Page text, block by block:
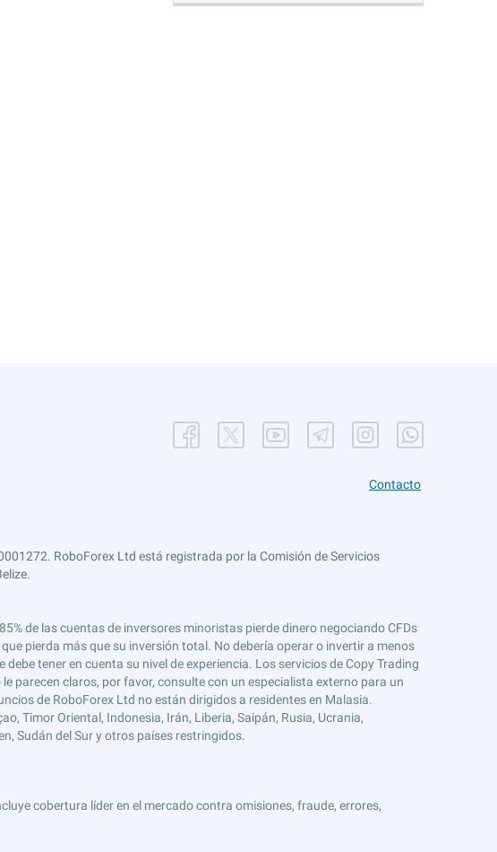
Contacto
RoboForex Ltd está registrada por la Comisión de Servicios
de las cuentas de inversores minoristas pierde dinero negociando CFDs
pierda más que su inversión total. No debería operar o invertir a menos
tener en cuenta su nivel de experiencia. Los servicios de Copy Trading
parecen claros, por favor, consulte con un especialista externo para un
de RoboForex Ltd no están dirigidos a residentes en Malasia.
Timor Oriental, Indonesia, Irán, Liberia, Saipán, Rusia, Ucrania,
Sudán del Sur y otros países restringidos.
cobertura líder en el mercado contra omisiones, fraude, errores,